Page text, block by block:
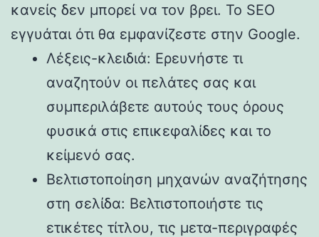
κανείς δεν μπορεί να τον βρει. Το SEO
εγγυάται ότι θα εμφανίζεστε στην Google.
Λέξεις-κλειδιά: Ερευνήστε τι
αναζητούν οι πελάτες σας και
συμπεριλάβετε αυτούς τους όρους
φυσικά στις επικεφαλίδες και το
κείμενό σας.
Βελτιστοποίηση μηχανών αναζήτησης
στη σελίδα: Βελτιστοποιήστε τις
ετικέτες τίτλου, τις μετα-περιγραφές